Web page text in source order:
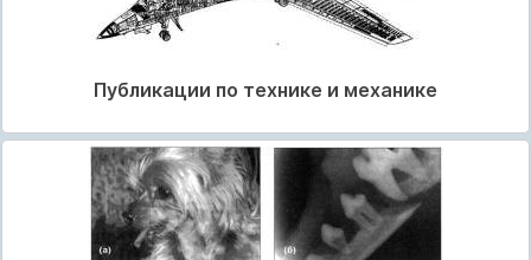
Публикации по технике и механике